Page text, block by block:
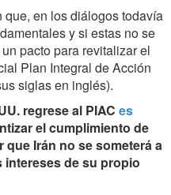
en los diálogos todavía
y si estas no se
pacto para revitalizar el
Plan Integral de Acción
siglas en inglés).
regrese al PIAC es
el cumplimiento de
Irán no se someterá a
intereses de su propio